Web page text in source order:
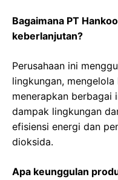
Bagaimana PT
keberlanjutan?
Perusahaan ini
lingkungan,
menerapkan berbagai
dampak lingkungan
efisiensi energi dan
dioksida.
Apa keunggulan